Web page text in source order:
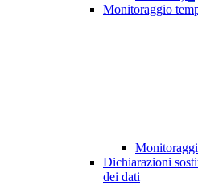
Monitoraggio
Dichiarazioni
dei dati